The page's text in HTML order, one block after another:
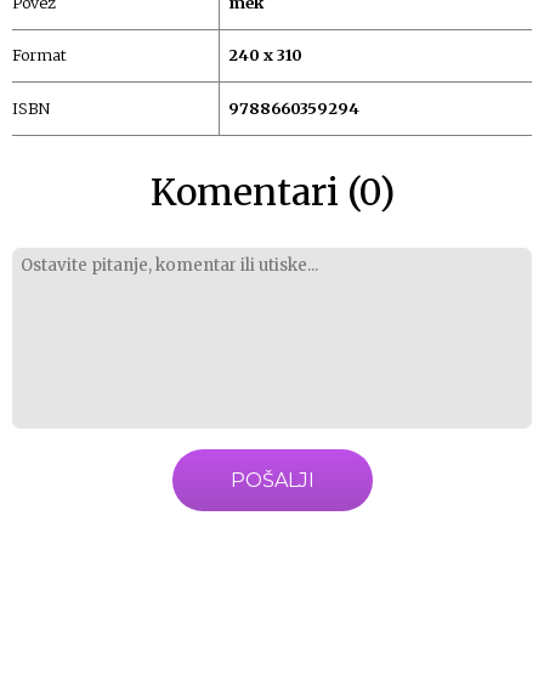
Format 240 x 310
ISBN 9788660359294
Komentari (0)
POŠALJI